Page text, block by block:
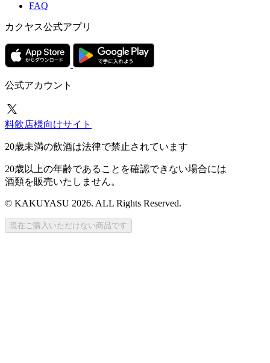
FAQ
カクヤス公式アプリ
公式アカウント
料飲店様向けサイト
20歳未満の飲酒は法律で禁止されています
20歳以上の年齢であることを確認できない場合には
酒類を販売いたしません。
© KAKUYASU 2026. ALL Rights Reserved.
現在ご購入いただけない商品です